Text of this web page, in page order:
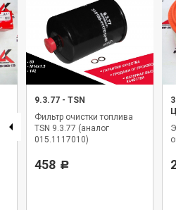
9.3.77 - TSN
Фильтр очистки топлива
TSN 9.3.77 (аналог
015.1117010)
458 Р